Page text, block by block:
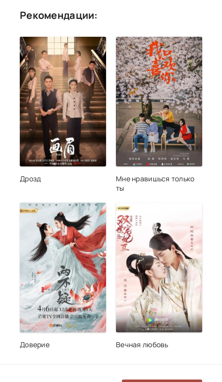
Рекомендации:
Дрозд
Мне нравишься только
ты
Доверие Вечная любовь